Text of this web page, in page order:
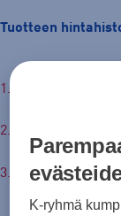
Tuotteen
K-ryhmä